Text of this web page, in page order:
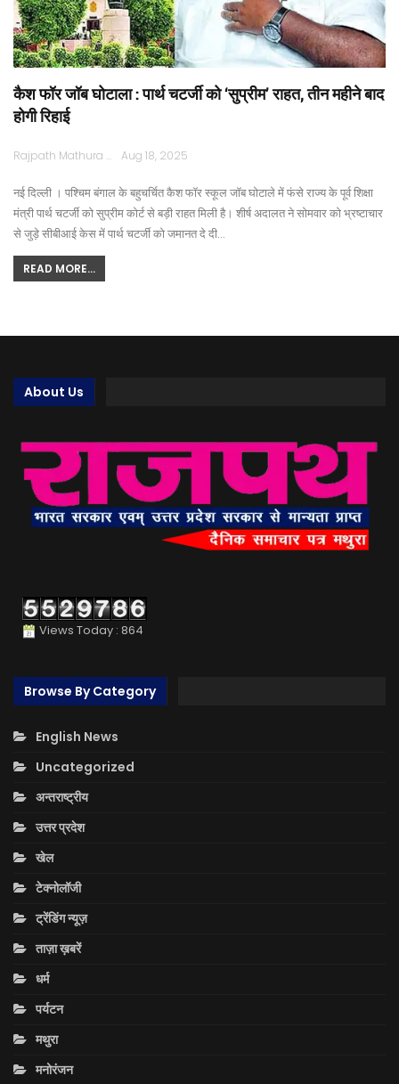
कैश फॉर जॉब घोटाला : पार्थ चटर्जी को ‘सुप्रीम’ राहत, तीन महीने बाद
होगी रिहाई
Rajpath Mathura Aug 18, 2025
नई दिल्ली । पश्चिम बंगाल के बहुचर्चित कैश फॉर स्कूल जॉब घोटाले में फंसे राज्य के पूर्व शिक्षा
मंत्री पार्थ चटर्जी को सुप्रीम कोर्ट से बड़ी राहत मिली है। शीर्ष अदालत ने सोमवार को भ्रष्टाचार
से जुड़े सीबीआई केस में पार्थ चटर्जी को जमानत दे दी…
READ MORE...
About Us
Views Today : 864
Browse By Category
English News
Uncategorized
अन्तराष्ट्रीय
उत्तर प्रदेश
खेल
टेक्नोलॉजी
ट्रेंडिंग न्यूज़
ताज़ा ख़बरें
धर्म
पर्यटन
मथुरा
मनोरंजन